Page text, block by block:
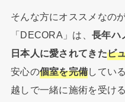
そんな方にオススメなのが
「DECORA」は、 長年ハ
日本人に愛されてきたビ
安心の個室を完備してい
越しで一緒に施術を受け